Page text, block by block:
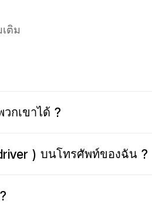
ติม
กเขาได้ ?
) บนโทรศัพท์ของฉัน ?